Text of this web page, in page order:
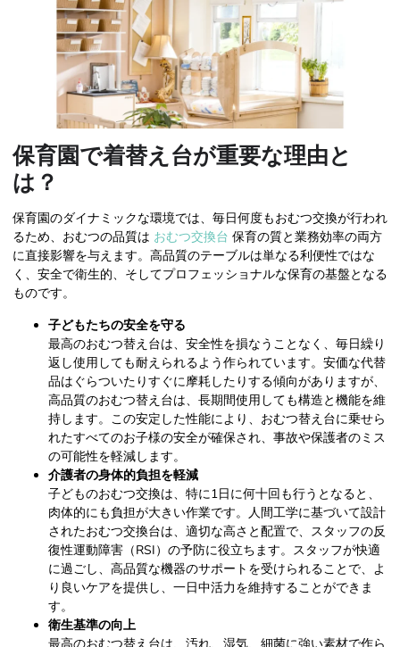
保育園で着替え台が重要な理由と
は？
保育園のダイナミックな環境では、毎日何度もおむつ交換が行われ
るため、おむつの品質は おむつ交換台 保育の質と業務効率の両方
に直接影響を与えます。高品質のテーブルは単なる利便性ではな
く、安全で衛生的、そしてプロフェッショナルな保育の基盤となる
ものです。
子どもたちの安全を守る
最高のおむつ替え台は、安全性を損なうことなく、毎日繰り
返し使用しても耐えられるよう作られています。安価な代替
品はぐらついたりすぐに摩耗したりする傾向がありますが、
高品質のおむつ替え台は、長期間使用しても構造と機能を維
持します。この安定した性能により、おむつ替え台に乗せら
れたすべてのお子様の安全が確保され、事故や保護者のミス
の可能性を軽減します。
介護者の身体的負担を軽減
子どものおむつ交換は、特に1日に何十回も行うとなると、
肉体的にも負担が大きい作業です。人間工学に基づいて設計
されたおむつ交換台は、適切な高さと配置で、スタッフの反
復性運動障害（RSI）の予防に役立ちます。スタッフが快適
に過ごし、高品質な機器のサポートを受けられることで、よ
り良いケアを提供し、一日中活力を維持することができま
す。
衛生基準の向上